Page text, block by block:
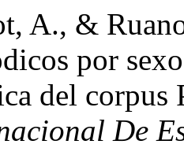
A., &
por
del corpus
De